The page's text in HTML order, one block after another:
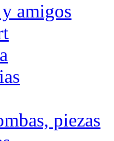
amigos
piezas